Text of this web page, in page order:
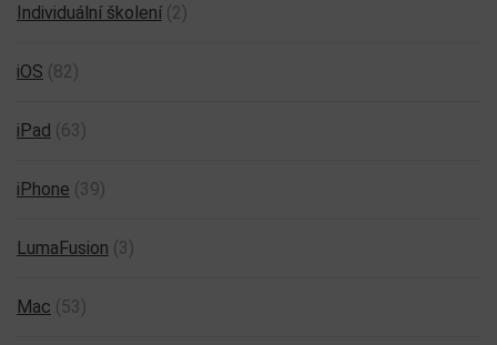
Individuální školení (2)
iOS (82)
iPad (63)
iPhone (39)
LumaFusion (3)
Mac (53)